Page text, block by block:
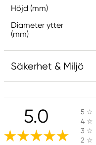
Höjd (mm)
Diameter ytter
(mm)
Säkerhet & Miljö
Ansvarig EU
Panduro Hobby
Panduro
205 14 Malmö, Sweden
5.0 5 ☆
4 ☆
3 ☆
2 ☆